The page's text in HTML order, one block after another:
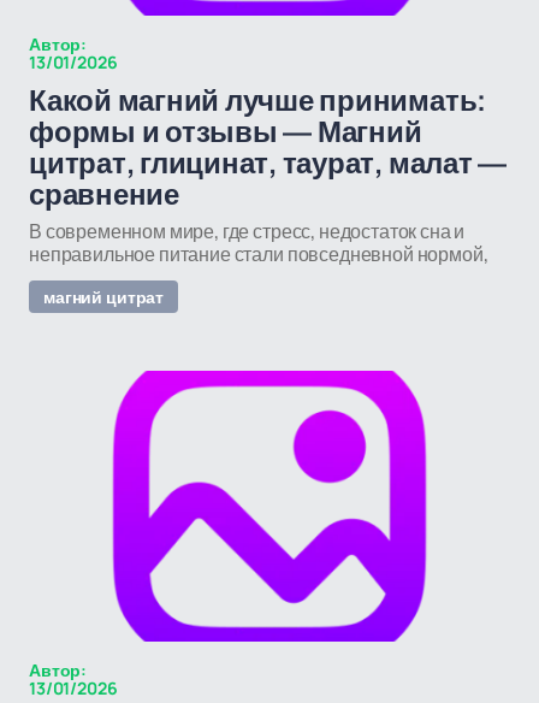
Автор:
13/01/2026
Какой магний лучше принимать:
формы и отзывы — Магний
цитрат, глицинат, таурат, малат —
сравнение
В современном мире, где стресс, недостаток сна и
неправильное питание стали повседневной нормой,
магний цитрат
Автор:
13/01/2026